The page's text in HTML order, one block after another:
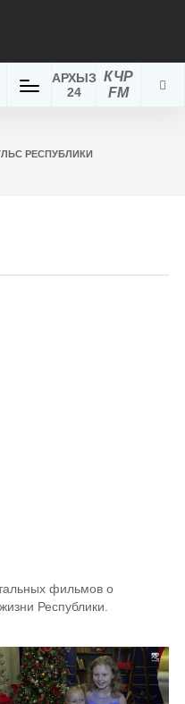
КЧР
FM
АРХЫЗ
24
РЕСПУБЛИКИ
фильмов о
Республики.